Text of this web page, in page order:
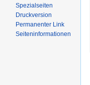
Spezialseiten
Druckversion
Permanenter Link
Seiten­informationen